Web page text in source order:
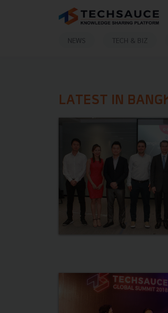
NEWS TECH & BIZ
LATEST IN